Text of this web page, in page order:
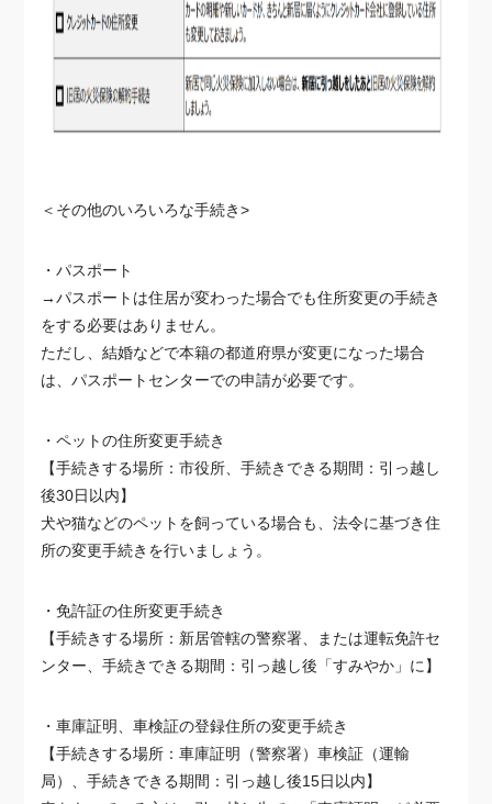
＜その他のいろいろな手続き>
・パスポート
→パスポートは住居が変わった場合でも住所変更の手続き
をする必要はありません。
ただし、結婚などで本籍の都道府県が変更になった場合
は、パスポートセンターでの申請が必要です。
・ペットの住所変更手続き
【手続きする場所：市役所、手続きできる期間：引っ越し
後30日以内】
犬や猫などのペットを飼っている場合も、法令に基づき住
所の変更手続きを行いましょう。
・免許証の住所変更手続き
【手続きする場所：新居管轄の警察署、または運転免許セ
ンター、手続きできる期間：引っ越し後「すみやか」に】
・車庫証明、車検証の登録住所の変更手続き
【手続きする場所：車庫証明（警察署）車検証（運輸
局）、手続きできる期間：引っ越し後15日以内】